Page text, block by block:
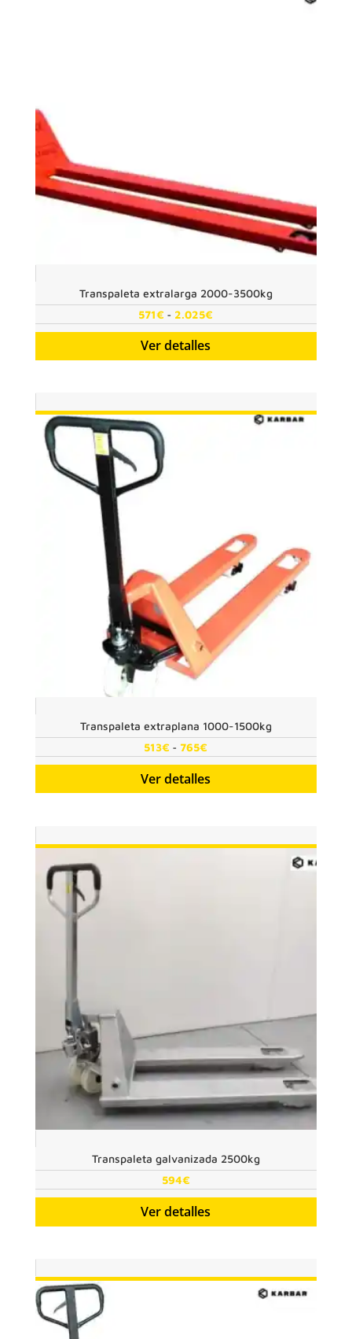
Transpaleta extralarga 2000-3500kg
571€ - 2.025€
de
Ver detalles
Transpaleta extraplana 1000-1500kg
513€ - 765€
de
precios:
Ver detalles
Transpaleta galvanizada 2500kg
594€
Ver detalles